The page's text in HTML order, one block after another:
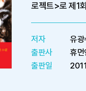
로젝트>로 제1
저자
유광
출판사
휴먼
출판일